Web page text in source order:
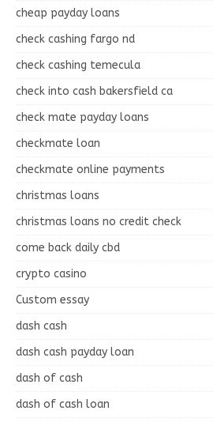
cheap payday loans
check cashing fargo nd
check cashing temecula
check into cash bakersfield ca
check mate payday loans
checkmate loan
checkmate online payments
christmas loans
christmas loans no credit check
come back daily cbd
crypto casino
Custom essay
dash cash
dash cash payday loan
dash of cash
dash of cash loan